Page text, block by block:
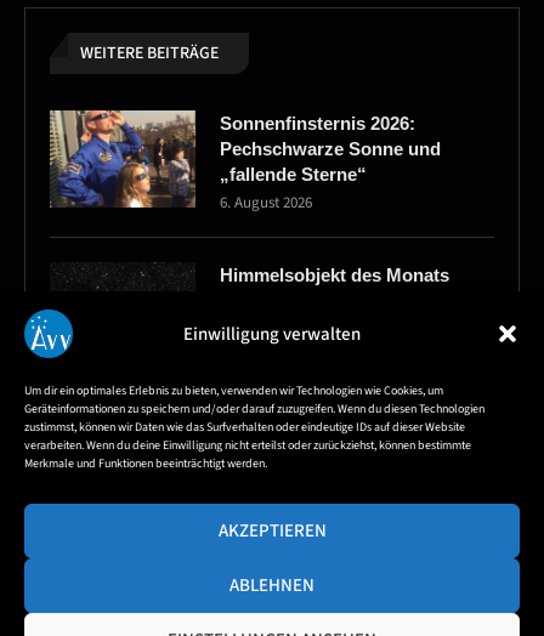
Einwilligung verwalten
Um dir ein optimales Erlebnis zu bieten, verwenden wir Technologien wie Cookies, um
Geräteinformationen zu speichern und/oder darauf zuzugreifen. Wenn du diesen Technologien
zustimmst, können wir Daten wie das Surfverhalten oder eindeutige IDs auf dieser Website
verarbeiten. Wenn du deine Einwilligung nicht erteilst oder zurückziehst, können bestimmte
Merkmale und Funktionen beeinträchtigt werden.
AKZEPTIEREN
ABLEHNEN
WEITERE BEITRÄGE
Sonnenfinsternis 2026:
Pechschwarze Sonne und
„fallende Sterne“
6. August 2026
Himmelsobjekt des Monats
6. August 2026
Himmelvorschau für
Astrofotografen im August
4. August 2026